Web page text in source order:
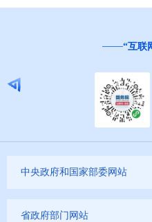
“互联
中央政府和国家部委网站
省政府部门网站